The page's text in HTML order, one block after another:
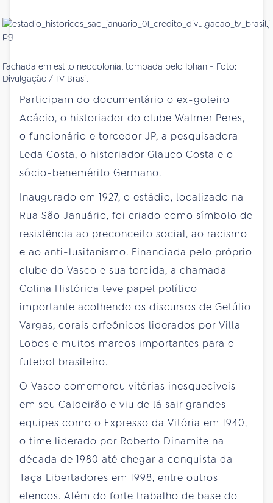
Fachada em estilo neocolonial tombada pelo Iphan - Foto:
Divulgação / TV Brasil
Participam do documentário o ex-goleiro
Acácio, o historiador do clube Walmer Peres,
o funcionário e torcedor JP, a pesquisadora
Leda Costa, o historiador Glauco Costa e o
sócio-benemérito Germano.
Inaugurado em 1927, o estádio, localizado na
Rua São Januário, foi criado como símbolo de
resistência ao preconceito social, ao racismo
e ao anti-lusitanismo. Financiada pelo próprio
clube do Vasco e sua torcida, a chamada
Colina Histórica teve papel político
importante acolhendo os discursos de Getúlio
Vargas, corais orfeônicos liderados por Villa-
Lobos e muitos marcos importantes para o
futebol brasileiro.
O Vasco comemorou vitórias inesquecíveis
em seu Caldeirão e viu de lá sair grandes
equipes como o Expresso da Vitória em 1940,
o time liderado por Roberto Dinamite na
década de 1980 até chegar a conquista da
Taça Libertadores em 1998, entre outros
elencos. Além do forte trabalho de base do